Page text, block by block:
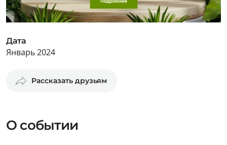
Дата
Январь 2024
Рассказать друзьям
О событии